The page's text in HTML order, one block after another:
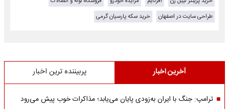
طراحی سایت در اصفهان
خرید سکه پارسیان گرمی
آخرین اخبار پربیننده ترین اخبار
ترامپ: جنگ با ایران به‌زودی پایان می‌یابد؛ مذاکرات خوب پیش می‌رود